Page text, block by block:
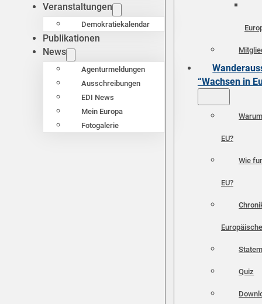
Veranstaltungen
Demokratiekalendar
Publikationen
News
Agenturmeldungen
Ausschreibungen
EDI News
Mein Europa
Fotogalerie
“Wachsen in
EU?
Wie
EU?
Quiz